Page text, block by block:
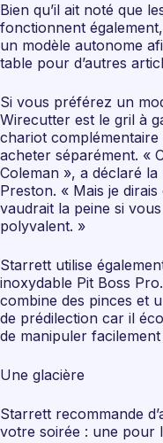
Bien qu’il ait noté que
fonctionnent
un modèle autonome
table pour d’autres
Si vous préférez un
Wirecutter est le gril à
chariot
acheter séparément. «
Coleman », a déclaré
Preston. « Mais je
vaudrait la peine si
polyvalent. »
Starrett utilise
inoxydable Pit Boss
combine des pinces et
de prédilection car il
de manipuler
Une glacière
Starrett recommande
votre soirée : une pour